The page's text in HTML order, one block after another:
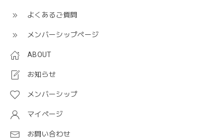
よくあるご質問
メンバーシップページ
ABOUT
お知らせ
メンバーシップ
マイページ
お問い合わせ